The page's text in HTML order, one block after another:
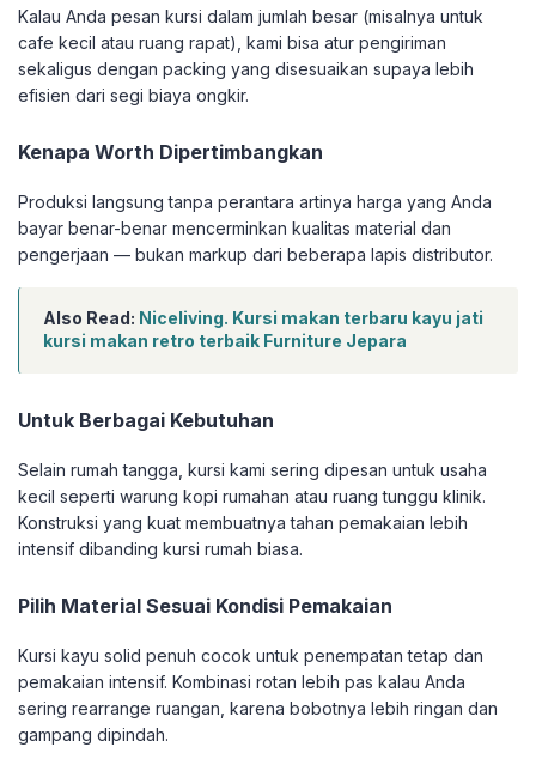
Kalau Anda pesan kursi dalam jumlah besar (misalnya untuk
cafe kecil atau ruang rapat), kami bisa atur pengiriman
sekaligus dengan packing yang disesuaikan supaya lebih
efisien dari segi biaya ongkir.
Kenapa Worth Dipertimbangkan
Produksi langsung tanpa perantara artinya harga yang Anda
bayar benar-benar mencerminkan kualitas material dan
pengerjaan — bukan markup dari beberapa lapis distributor.
Also Read: Niceliving. Kursi makan terbaru kayu jati
kursi makan retro terbaik Furniture Jepara
Untuk Berbagai Kebutuhan
Selain rumah tangga, kursi kami sering dipesan untuk usaha
kecil seperti warung kopi rumahan atau ruang tunggu klinik.
Konstruksi yang kuat membuatnya tahan pemakaian lebih
intensif dibanding kursi rumah biasa.
Pilih Material Sesuai Kondisi Pemakaian
Kursi kayu solid penuh cocok untuk penempatan tetap dan
pemakaian intensif. Kombinasi rotan lebih pas kalau Anda
sering rearrange ruangan, karena bobotnya lebih ringan dan
gampang dipindah.